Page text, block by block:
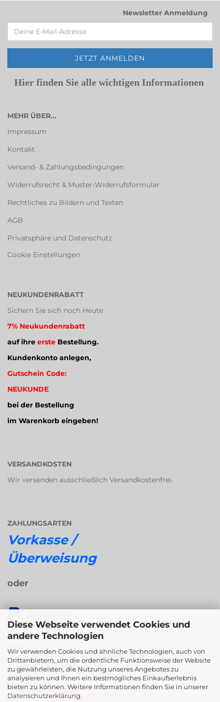
Diese Webseite verwendet Cookies und
andere Technologien
Wir verwenden Cookies und ähnliche Technologien, auch von
Drittanbietern, um die ordentliche Funktionsweise der Website
zu gewährleisten, die Nutzung unseres Angebotes zu
analysieren und Ihnen ein bestmögliches Einkaufserlebnis
bieten zu können. Weitere Informationen finden Sie in unserer
Datenschutzerklärung.
Newsletter Anmeldung
Hier finden Sie alle wichtigen Informationen
MEHR ÜBER...
Impressum
Kontakt
Versand- & Zahlungsbedingungen
Widerrufsrecht & Muster-Widerrufsformular
Rechtliches zu Bildern und Texten
AGB
Privatsphäre und Datenschutz
Cookie Einstellungen
NEUKUNDENRABATT
Sichern Sie sich noch Heute
7% Neukundenrabatt
auf ihre erste Bestellung.
Kundenkonto anlegen,
Gutschein Code:
NEUKUNDE
bei der Bestellung
im Warenkorb eingeben!
VERSANDKOSTEN
Wir versenden ausschließlich Versandkostenfrei.
ZAHLUNGSARTEN
Vorkasse /
Überweisung
oder
oder
Rechnungs- / Ratenkauf
bei Klarna